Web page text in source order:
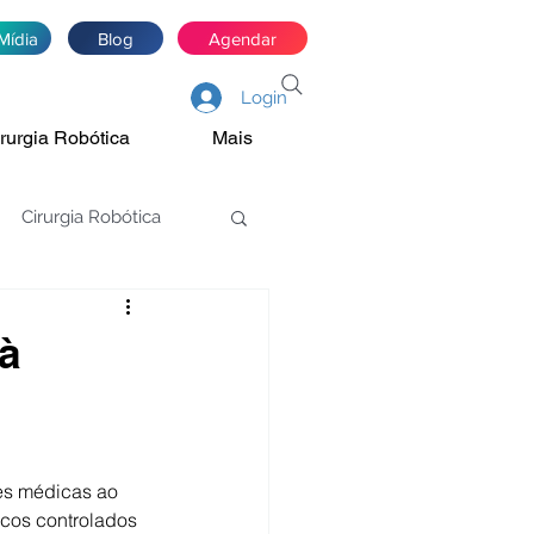
Blog Agendar
Login
Robótica Mais
Cirurgia Robótica
médicas ao
controlados